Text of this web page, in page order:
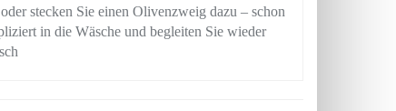
stecken Sie einen Olivenzweig dazu – schon
in die Wäsche und begleiten Sie wieder